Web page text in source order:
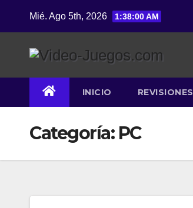
Mié. Ago 5th, 2026 1:38:01 AM
INICIO REVISIONES
Categoría: PC